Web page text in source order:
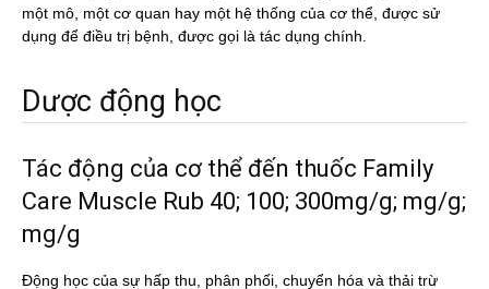
một mô, một cơ quan hay một hệ thống của cơ thể, được sử
dụng để điều trị bệnh, được gọi là tác dụng chính.
Dược động học
Tác động của cơ thể đến thuốc Family
Care Muscle Rub 40; 100; 300mg/g; mg/g;
mg/g
Động học của sự hấp thu, phân phối, chuyển hóa và thải trừ